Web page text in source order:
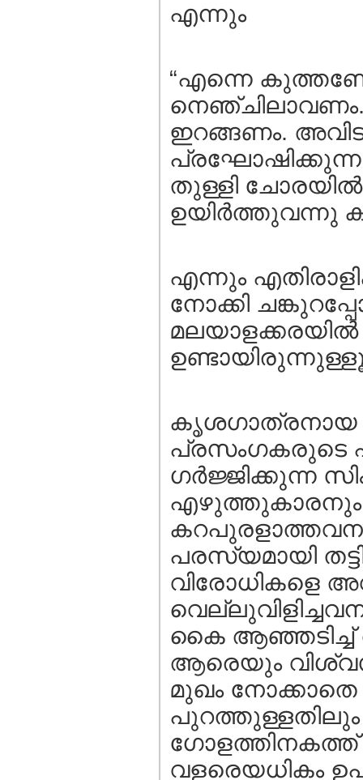
എന്നും
“എന്നെ
ഇറങ്ങണം.
തുള്ളി
ഉയിർത്തുവന്നു
എന്നും
നോക്കി
കൃശഗാത്രനായ
പ്രസംഗകരുടെ
ഗര്‍ജ്ജിക്കുന്ന
എഴുത്തുകാരനും,
പരസ്യമായി
വിരോധികളെ
കൈ ആഞ്ഞടിച്ച്
ആരെയും
മുഖം
പുറത്തുള്ളതിലും
ഗോളത്തിനകത്ത്
വളരെയധികം